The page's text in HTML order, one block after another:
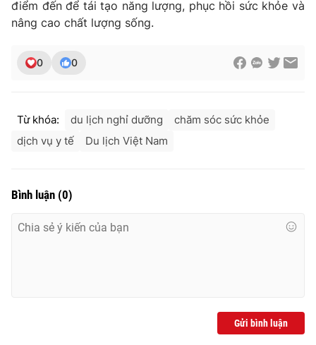
điểm đến để tái tạo năng lượng, phục hồi sức khỏe và
nâng cao chất lượng sống.
0 0
Từ khóa: du lịch nghỉ dưỡng
chăm sóc sức khỏe
dịch vụ y tế
Du lịch Việt Nam
Bình luận (0)
Gửi bình luận